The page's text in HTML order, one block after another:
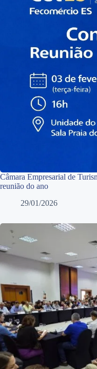
Câmara Empresarial de
reunião do ano
29/01/2026